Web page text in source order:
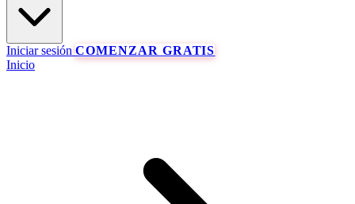
Iniciar sesión COMENZAR GRATIS
Inicio